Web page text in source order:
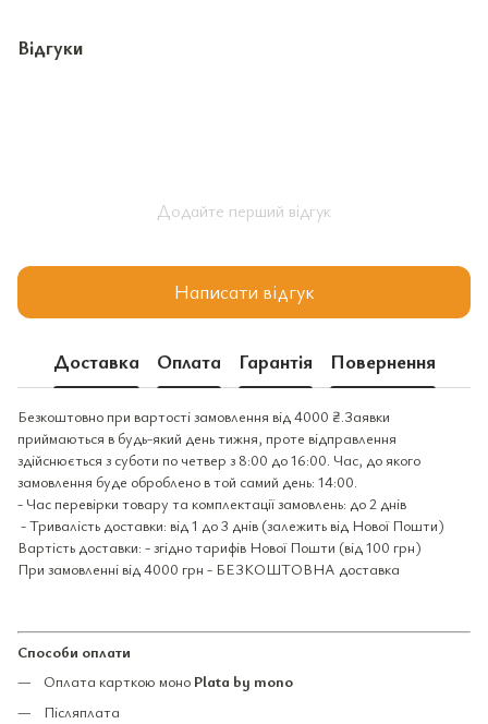
Відгуки
Додайте перший відгук
Написати відгук
Доставка Оплата Гарантія Повернення
Безкоштовно при вартості замовлення від 4000 ₴.Заявки
приймаються в будь-який день тижня, проте відправлення
здійснюється з суботи по четвер з 8:00 до 16:00. Час, до якого
замовлення буде оброблено в той самий день: 14:00.
- Час перевірки товару та комплектації замовлень: до 2 днів
- Тривалість доставки: від 1 до 3 днів (залежить від Нової Пошти)
Вартість доставки: - згідно тарифів Нової Пошти (від 100 грн)
При замовленні від 4000 грн - БЕЗКОШТОВНА доставка
Способи оплати
Оплата карткою моно Plata by mono
Післяплата